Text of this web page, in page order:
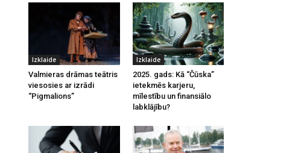
Izklaide
Valmieras drāmas teātris
viesosies ar izrādi
“Pigmalions”
Izklaide
2025. gads: Kā “Čūska”
ietekmēs karjeru,
mīlestību un finansiālo
labklājību?